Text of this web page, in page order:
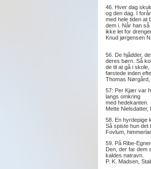
46. Hver dag
og den dag. I
med hele tiden at
dem i. Når han
ikke let for
Knud jørgensen
56. De hjådder,
deres børn. Så
de til at gå i
fæstede inden
Thomas
57: Per Kjær var
langs omkring
med hedekanten.
Mette Nielsdatter,
58. En hyrdepige
Så spiste hun det
Fovlum,
59. På Ribe-
Den, der far dem
kaldes natravn.
P. K. Madsen,